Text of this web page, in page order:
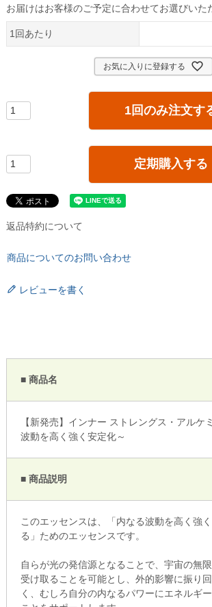
お届けはお客様のご予定に合わせてお選びいた
1回あたり
お気に入りに登録する
1回のみ注文す
定期購入する
返品特約について
商品についてのお問い合わせ
レビューを書く
■ 商品名
【新発売】インナー ストレングス・アルケ
波動を高く強く安定化～
■ 商品説明
このエッセンスは、「内なる波動を高く強
る」ためのエッセンスです。
自らが光の発信源となることで、宇宙の無
受け取ることを可能とし、外的影響に振り
く、むしろ自分の内なるパワーにエネルギ